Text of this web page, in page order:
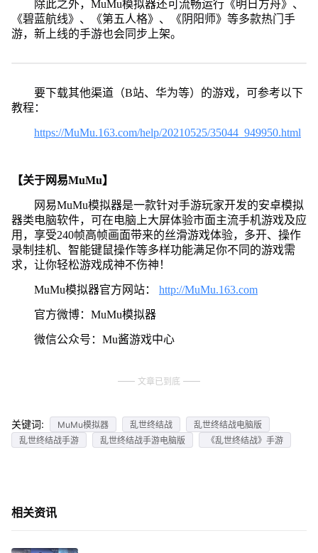
除此之外，MuMu模拟器还可流畅运行《明日方舟》、
《碧蓝航线》、《第五人格》、《阴阳师》等多款热门手
游，新上线的手游也会同步上架。
要下载其他渠道（B站、华为等）的游戏，可参考以下
教程：
https://MuMu.163.com/help/20210525/35044_949950.html
【关于网易MuMu】
网易MuMu模拟器是一款针对手游玩家开发的安卓模拟
器类电脑软件，可在电脑上大屏体验市面主流手机游戏及应
用，享受240帧高帧画面带来的丝滑游戏体验，多开、操作
录制挂机、智能键鼠操作等多样功能满足你不同的游戏需
求，让你轻松游戏成神不伤神！
MuMu模拟器官方网站： http://MuMu.163.com
官方微博：MuMu模拟器
微信公众号：Mu酱游戏中心
文章已到底
关键词: MuMu模拟器 乱世终结战
乱世终结战电脑版
乱世终结战手游
乱世终结战手游电脑版 《乱世终结战》手游
相关资讯